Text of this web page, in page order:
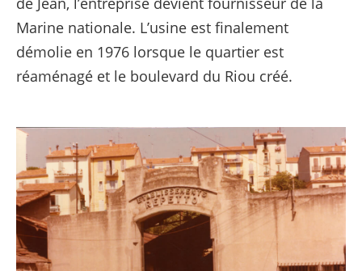
Marine nationale. L’usine est finalement
démolie en 1976 lorsque le quartier est
réaménagé et le boulevard du Riou créé.